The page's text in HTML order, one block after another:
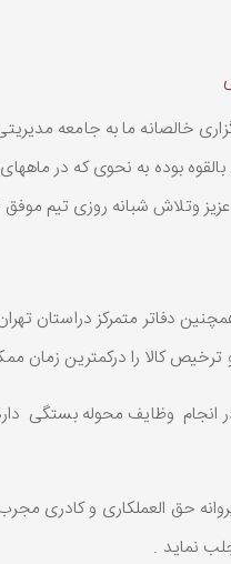
خالصانه ما به جامعه
بوده به نحوی که در
وتلاش شبانه روزی تیم
دفاتر متمرکز دراستان
کالا را درکمترین زمان
وظایف محوله بستگی
حق العملکاری و کادری
نماید .